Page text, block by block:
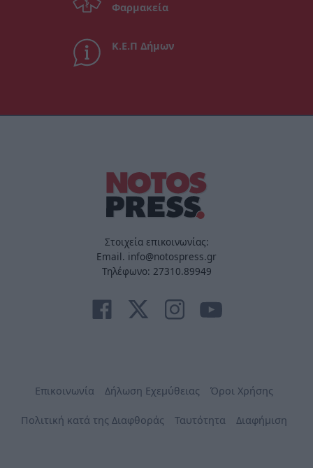
Φαρμακεία
Κ.Ε.Π Δήμων
Στοιχεία επικοινωνίας:
Email. info@notospress.gr
Τηλέφωνο: 27310.89949
Επικοινωνία Δήλωση Εχεμύθειας Όροι Χρήσης
Πολιτική κατά της Διαφθοράς Ταυτότητα Διαφήμιση